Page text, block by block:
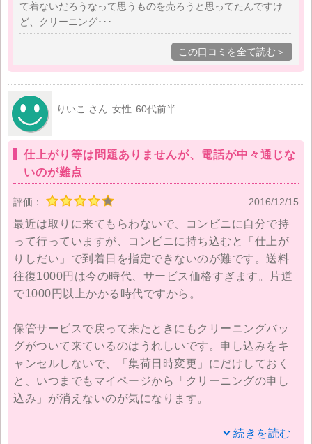
いると、カビの心配とかがあるのでキチンとしたとこ
ろに預けてあると言うだけで安心です。欲を言えば、
パックプランでも納期が速いものがでると嬉しいなと
て着ないだろうなって思うものを売ろうと思ってたんですけ
ど、クリーニング･･･
この口コミを全て読む＞
りいこ さん 女性 60代前半
仕上がり等は問題ありませんが、電話が中々通じな
いのが難点
評価： 2016/12/15
最近は取りに来てもらわないで、コンビニに自分で持
って行っていますが、コンビニに持ち込むと「仕上が
りしだい」で到着日を指定できないのが難です。送料
往復1000円は今の時代、サービス価格すぎます。片道
で1000円以上かかる時代ですから。
保管サービスで戻って来たときにもクリーニングバッ
グがついて来ているのはうれしいです。申し込みをキ
ャンセルしないで、「集荷日時変更」にだけしておく
と、いつまでもマイページから「クリーニングの申し
込み」が消えないのが気になります。
それと保管クリーニングの返却日をいったん入力する
続きを読む